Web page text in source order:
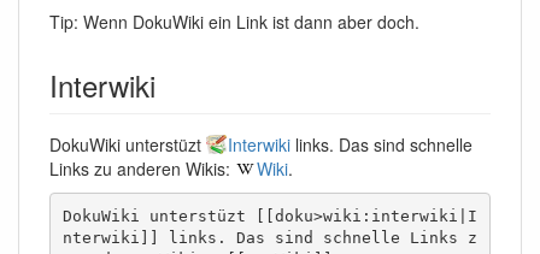
Tip: Wenn DokuWiki ein Link ist dann aber doch.
Interwiki
DokuWiki unterstüzt Interwiki links. Das sind schnelle
Links zu anderen Wikis:
Wiki.
DokuWiki unterstüzt [[doku>wiki:interwiki|I
nterwiki]] links. Das sind schnelle Links z